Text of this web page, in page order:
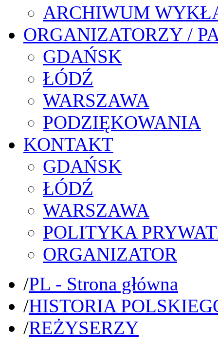
ARCHIWUM
ORGANIZATORZY /
GDAŃSK
ŁÓDŹ
WARSZAWA
PODZIĘKOWANIA
KONTAKT
GDAŃSK
ŁÓDŹ
WARSZAWA
POLITYKA
ORGANIZATOR
/PL - Strona główna
/HISTORIA
/REŻYSERZY